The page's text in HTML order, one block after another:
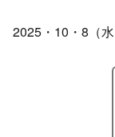
2025・10・8（